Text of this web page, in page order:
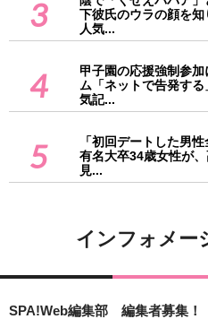
3
下彼氏のウラの顔を
人気...
4
甲子園の応援強制参
ム「ネットで告発す
気記...
5
「初回デートした男
有名大卒34歳女性が
見...
インフォメー
SPA!Web編集部 編集者募集！